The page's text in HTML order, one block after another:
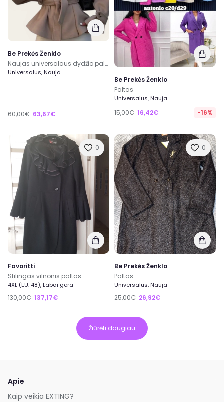
Be Prekės Ženklo
Naujas universalaus dydžio paltukas
Universalus, Nauja
60,00€ 63,67€
Be Prekės Ženklo
Paltas
Universalus, Nauja
15,00€ 16,42€ -16%
0
Favoritti
Stilingas vilnonis paltas
4XL (EU: 48), Labai gera
130,00€ 137,17€
0
Be Prekės Ženklo
Paltas
Universalus, Nauja
25,00€ 26,92€
Žiūrėti daugiau
Apie
Kaip veikia EXTING?